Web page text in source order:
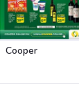
Cooper